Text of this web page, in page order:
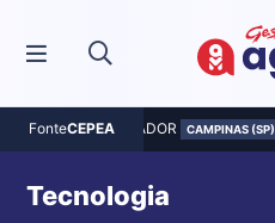
FonteCEPEA
MILHO - INDICADOR CAMPINAS (SP)
Tecnologia